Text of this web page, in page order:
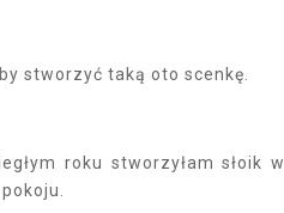
stworzyć taką oto scenkę.
roku stworzyłam słoik w